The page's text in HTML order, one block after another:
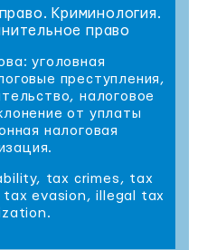
Криминология.
право
уголовная
преступления,
налоговое
от уплаты
налоговая
tax crimes, tax
evasion, illegal tax